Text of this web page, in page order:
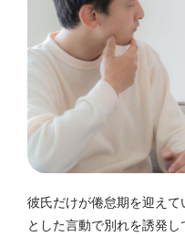
彼氏だけが倦怠期を迎え
とした言動で別れを誘発し